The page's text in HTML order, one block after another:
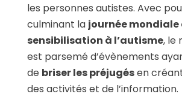
les personnes autistes. Avec
culminant la journée mondiale
sensibilisation à l’autisme, le
est parsemé d’évènements
de briser les préjugésen
des activités et de l’information.